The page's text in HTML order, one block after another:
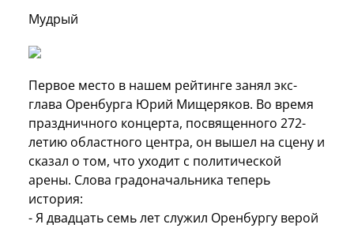
Мудрый
Первое место в нашем рейтинге занял экс-
глава Оренбурга Юрий Мищеряков. Во время
праздничного концерта, посвященного 272-
летию областного центра, он вышел на сцену и
сказал о том, что уходит с политической
арены. Слова градоначальника теперь
история:
- Я двадцать семь лет служил Оренбургу верой